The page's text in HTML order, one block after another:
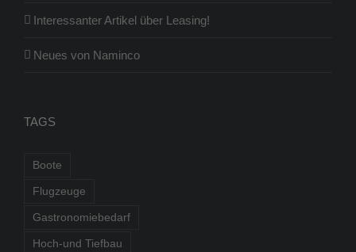
Interessanter Artikel über Leasing!
Neues von Naminco
TAGS
Boote
Flugzeuge
Gastronomiebedarf
Hoch-und Tiefbau